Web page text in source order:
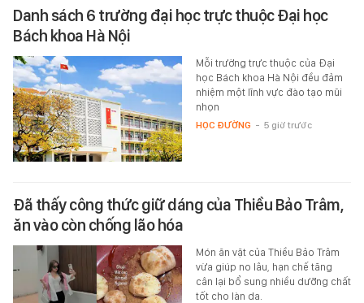
Danh sách 6 trường đại học trực thuộc Đại học
Bách khoa Hà Nội
Mỗi trường trực thuộc của Đại
học Bách khoa Hà Nội đều đảm
nhiệm một lĩnh vực đào tạo mũi
nhọn
HỌC ĐƯỜNG - 5 giờ trước
Đã thấy công thức giữ dáng của Thiều Bảo Trâm,
ăn vào còn chống lão hóa
Món ăn vặt của Thiều Bảo Trâm
vừa giúp no lâu, hạn chế tăng
cân lại bổ sung nhiều dưỡng chất
tốt cho làn da.